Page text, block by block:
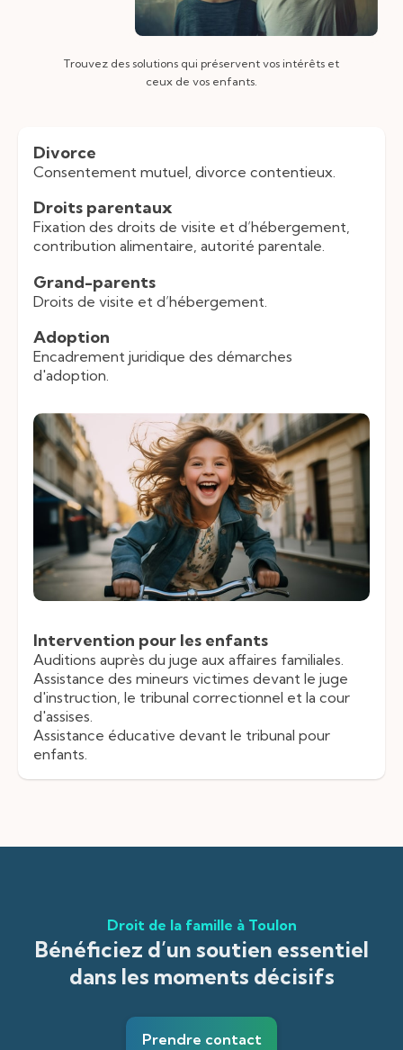
Trouvez des solutions qui préservent vos intérêts et
ceux de vos enfants.
Divorce
Consentement mutuel, divorce contentieux.
Droits parentaux
Fixation des droits de visite et d’hébergement,
contribution alimentaire, autorité parentale.
Grand-parents
Droits de visite et d’hébergement.
Adoption
Encadrement juridique des démarches
d'adoption.
Intervention pour les enfants
Auditions auprès du juge aux affaires familiales.
Assistance des mineurs victimes devant le juge
d'instruction, le tribunal correctionnel et la cour
d'assises.
Assistance éducative devant le tribunal pour
enfants.
Droit de la famille à Toulon
Bénéficiez d’un soutien essentiel
dans les moments décisifs
Prendre contact